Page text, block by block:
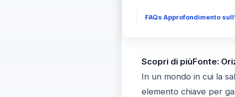
FAQs Approfondimento
Scopri di piùFonte:
In un mondo in cui la
elemento chiave per